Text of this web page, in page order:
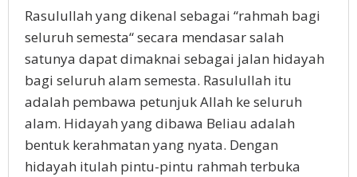
Rasulullah yang dikenal sebagai “rahmah bagi
seluruh semesta“ secara mendasar salah
satunya dapat dimaknai sebagai jalan hidayah
bagi seluruh alam semesta. Rasulullah itu
adalah pembawa petunjuk Allah ke seluruh
alam. Hidayah yang dibawa Beliau adalah
bentuk kerahmatan yang nyata. Dengan
hidayah itulah pintu-pintu rahmah terbuka